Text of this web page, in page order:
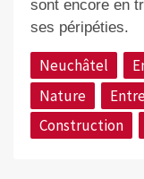
sont encore en
ses péripéties.
Neuchâtel
Nature
Construction